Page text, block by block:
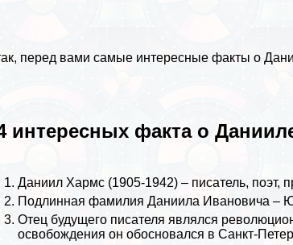
перед вами самые интересные факты о
интересных факта о
Даниил Хармс (1905-1942) – писатель, поэт,
Подлинная фамилия Даниила Ивановича –
Отец будущего писателя являлся
освобождения он обосновался вСанкт-